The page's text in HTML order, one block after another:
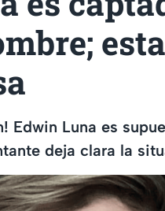
Edwin Luna es
deja clara la